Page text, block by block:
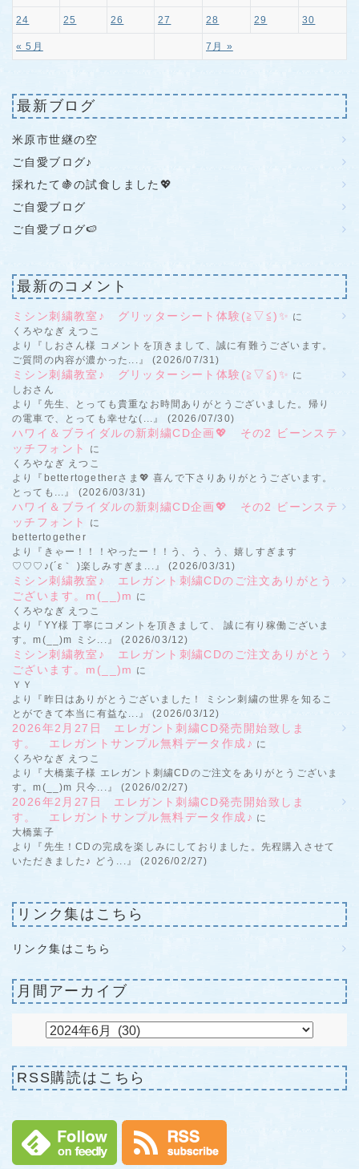
« 5月 7月 »
24 25 26 27 28 29 30
最新ブログ
米原市世継の空
ご自愛ブログ♪
採れたて🍇の試食しました💖
ご自愛ブログ
ご自愛ブログ🍉
最新のコメント
ミシン刺繍教室♪ グリッターシート体験(≧▽≦)✨ に
くろやなぎ えつこ
より『しおさん様 コメントを頂きまして、誠に有難うございます。
ご質問の内容が濃かった...』 (2026/07/31)
ミシン刺繍教室♪ グリッターシート体験(≧▽≦)✨ に
しおさん
より『先生、とっても貴重なお時間ありがとうございました。帰り
の電車で、とっても幸せな(...』 (2026/07/30)
ハワイ＆ブライダルの新刺繍CD企画💖 その2 ビーンステ
ッチフォント
に
くろやなぎ えつこ
より『bettertogetherさま💖 喜んで下さりありがとうございます。
とっても...』 (2026/03/31)
ハワイ＆ブライダルの新刺繍CD企画💖 その2 ビーンステ
ッチフォント
に
bettertogether
より『きゃー！！！やったー！！う、う、う、嬉しすぎます
♡♡♡♪(´ε｀ )楽しみすぎま...』 (2026/03/31)
ミシン刺繍教室♪ エレガント刺繍CDのご注文ありがとう
ございます。m(__)m に
くろやなぎ えつこ
より『YY様 丁寧にコメントを頂きまして、 誠に有り稼働ございま
す。m(__)m ミシ...』 (2026/03/12)
ミシン刺繍教室♪ エレガント刺繍CDのご注文ありがとう
ございます。m(__)m に
ＹＹ
より『昨日はありがとうございました！ ミシン刺繍の世界を知るこ
とができて本当に有益な...』 (2026/03/12)
2026年2月27日 エレガント刺繍CD発売開始致しま
す。 エレガントサンプル無料データ作成♪ に
くろやなぎ えつこ
より『大橋葉子様 エレガント刺繍CDのご注文をありがとうございま
す。m(__)m 只今...』 (2026/02/27)
2026年2月27日 エレガント刺繍CD発売開始致しま
す。 エレガントサンプル無料データ作成♪ に
大橋葉子
より『先生！CDの完成を楽しみにしておりました。先程購入させて
いただきました♪ どう...』 (2026/02/27)
リンク集はこちら
リンク集はこちら
月間アーカイブ
RSS購読はこちら